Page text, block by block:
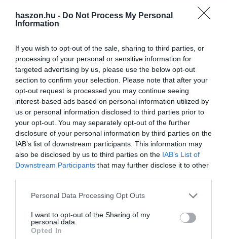
haszon.hu - Do Not Process My Personal
Information
If you wish to opt-out of the sale, sharing to third parties, or
processing of your personal or sensitive information for
targeted advertising by us, please use the below opt-out
section to confirm your selection. Please note that after your
opt-out request is processed you may continue seeing
interest-based ads based on personal information utilized by
us or personal information disclosed to third parties prior to
your opt-out. You may separately opt-out of the further
disclosure of your personal information by third parties on the
IAB’s list of downstream participants. This information may
also be disclosed by us to third parties on the IAB’s List of
Downstream Participants that may further disclose it to other
Please note that this website/app uses one or more Google
not limited to your visit or usage behaviour. You may click to
grant or deny consent to Google and its third-party tags to
use your data for below specified purposes in below Google
Personal Data Processing Opt Outs
I want to opt-out of the Sharing of my
personal data.
Opted In
Női társánál a foglalkozástól eltiltást mérsékelte. Az ingatlanos
férfi a másodfokú eljárás során elhunyt, vele szemben emiatt az
felhívja a figyelmet az adásvételi szerződésnél a gondos
eljárásra. Az írásbeli szerződés szövegétől eltérő szóbeli
ígéretek nem kérhetők számon, ezekre kockázatos komoly
anyagi hatású döntéseket alapítani.
ingatlan lakás maffia ügyészség ügyvéd
bíróság börtönbüntetés